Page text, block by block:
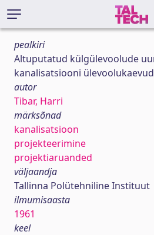
pealkiri
Altuputatud külgülevoolude
kanalisatsiooni
autor
Tibar, Harri
märksõnad
kanalisatsioon
projekteerimine
projektiaruanded
väljaandja
Tallinna Polütehniline Instituut
ilmumisaasta
1961
keel